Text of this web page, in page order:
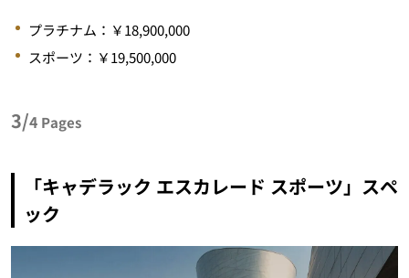
プラチナム：￥18,900,000
スポーツ：￥19,500,000
3/4 Pages
「キャデラック エスカレード スポーツ」スペ
ック